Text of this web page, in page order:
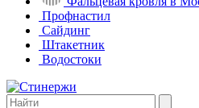
Профнастил
Сайдинг
Штакетник
Водостоки